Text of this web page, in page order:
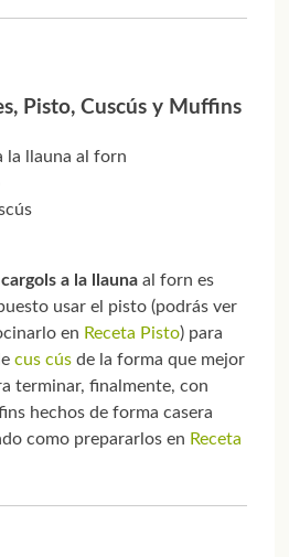
Pisto, Cuscús y Muffins
la llauna al forn
cargols a la llaunaal forn es
usar el pisto (podrás ver
en Receta Pisto) para
cus cúsde la forma que mejor
terminar, finalmente, con
hechos de forma casera
como prepararlos en Receta